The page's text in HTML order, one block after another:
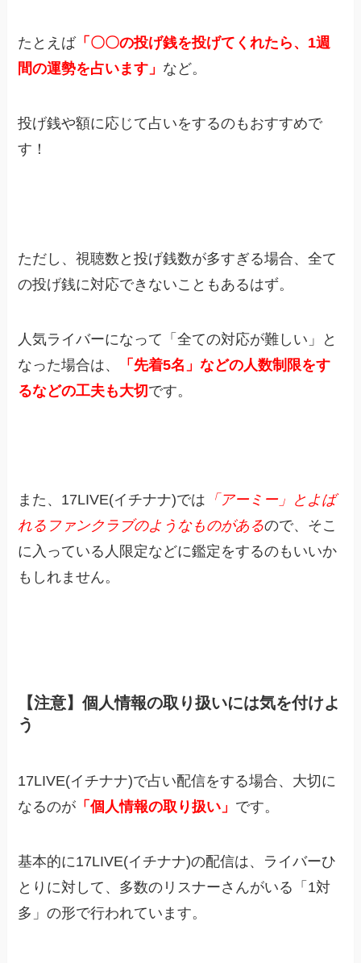
たとえば「〇〇の投げ銭を投げてくれたら、1週
間の運勢を占います」 など。
投げ銭や額に応じて占いをするのもおすすめで
す！
ただし、視聴数と投げ銭数が多すぎる場合、全て
の投げ銭に対応できないこともあるはず。
人気ライバーになって「全ての対応が難しい」と
なった場合は、
「先着5名」などの人数制限をす
るなどの工夫も大切です。
また、17LIVE(イチナナ)では 「アーミー」とよば
れるファンクラブのようなものがあるので、そこ
に入っている人限定などに鑑定をするのもいいか
もしれません。
【注意】個人情報の取り扱いには気を付けよ
う
17LIVE(イチナナ)で占い配信をする場合、大切に
なるのが 「個人情報の取り扱い」 です。
基本的に17LIVE(イチナナ)の配信は、ライバーひ
とりに対して、多数のリスナーさんがいる「1対
多」の形で行われています。